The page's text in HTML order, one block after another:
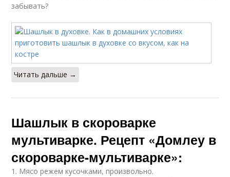
забывать?
Читать дальше →
Шашлык в скороварке
мультиварке. Рецепт «Домлеу в
скороварке-мультиварке»:
1. Мясо режем кусочками, произвольно.